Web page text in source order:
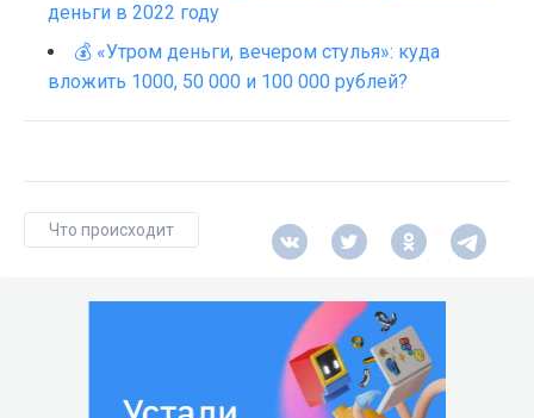
деньги в 2022 году
💰 «Утром деньги, вечером стулья»: куда
вложить 1000, 50 000 и 100 000 рублей?
Что происходит